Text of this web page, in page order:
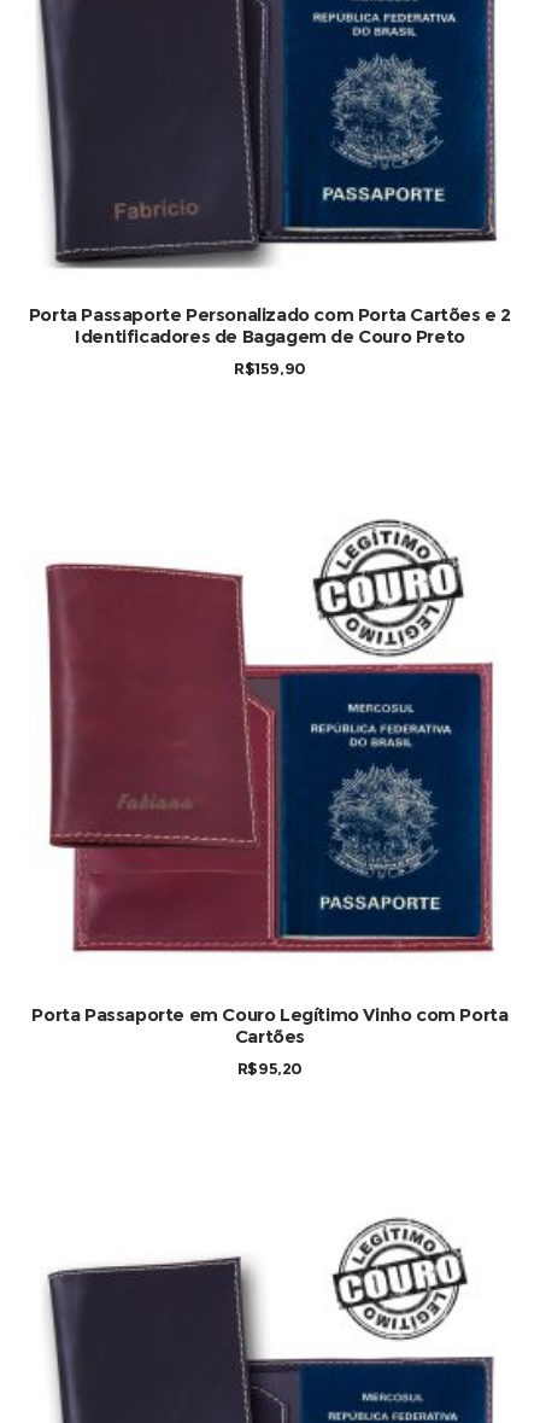
Porta Passaporte Personalizado com Porta Cartões e 2
Identificadores de Bagagem de Couro Preto
R$159,90
Porta Passaporte em Couro Legítimo Vinho com Porta
Cartões
R$95,20